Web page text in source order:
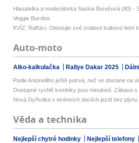
Hlasatelka a moderátorka Saskia Burešová (80) -
Veggie Burritos
KVÍZ: Rafťáci. Otestujte své znalosti kultovní letní
Auto-moto
Alko-kalkulačka Rallye Dakar 2025
Podle Antonelliho ještě potrvá, než se dostane na
Dostupné rychlé kombíky jsou minulostí. Zábava s
Nová čtyřkolka v terénních daciích jezdí bez plynu
Věda a technika
Nejlepší chytré hodinky Nejlepší telefony